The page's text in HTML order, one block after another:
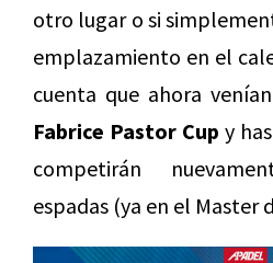
otro lugar o si
emplazamiento en el
cuenta que ahora
Fabrice Pastor Cup y
competirán
espadas (ya en el Master